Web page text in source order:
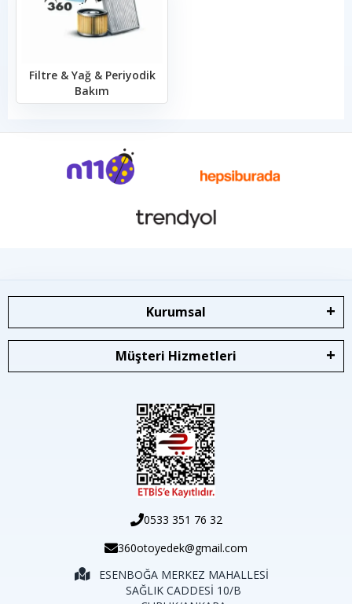
Filtre & Yağ & Periyodik
Bakım
Kurumsal
Müşteri Hizmetleri
0533 351 76 32
360otoyedek@gmail.com
ESENBOĞA MERKEZ MAHALLESİ
SAĞLIK CADDESİ 10/B